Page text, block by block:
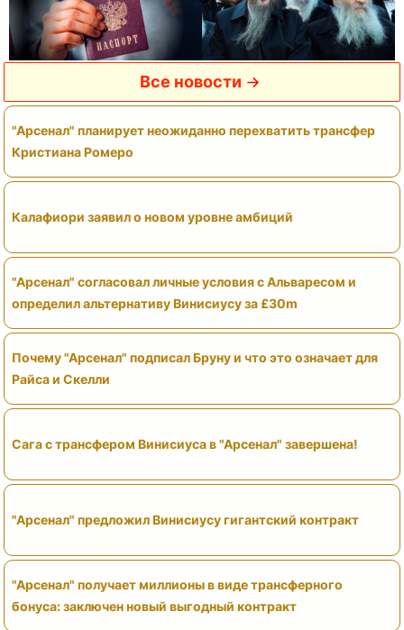
Все новости
"Арсенал" планирует неожиданно перехватить трансфер
Кристиана Ромеро
Калафиори заявил о новом уровне амбиций
"Арсенал" согласовал личные условия с Альваресом и
определил альтернативу Винисиусу за £30m
Почему "Арсенал" подписал Бруну и что это означает для
Райса и Скелли
Сага с трансфером Винисиуса в "Арсенал" завершена!
"Арсенал" предложил Винисиусу гигантский контракт
"Арсенал" получает миллионы в виде трансферного
бонуса: заключен новый выгодный контракт